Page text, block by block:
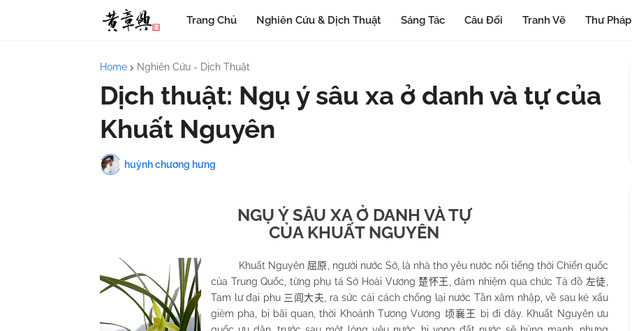
Trang Chủ Nghiên Cứu & Dịch Thuật Sáng Tác Câu Đối Tranh Vẽ Thư Pháp
Home Nghiên Cứu - Dịch Thuật
Dịch thuật: Ngụ ý sâu xa ở danh và tự của
Khuất Nguyên
huỳnh chương hưng
NGỤ Ý SÂU XA Ở DANH VÀ TỰ
CỦA KHUẤT NGUYÊN
Khuất Nguyên 屈原
, người nước Sở, là nhà thơ yêu nước nổi tiếng thời Chiến quốc
của Trung Quốc, từng phụ tá Sở Hoài Vương 楚怀王 , đảm nhiệm qua chức Tả đồ 左徒
Tam lư đại phu 三闾大夫
, ra sức cải cách chống lại nước Tần xâm nhập, về sau kẻ xấu
gièm pha, bị bãi quan, thời Khoảnh Tương Vương 顷襄王
bị đi đày. Khuất Nguyên ưu